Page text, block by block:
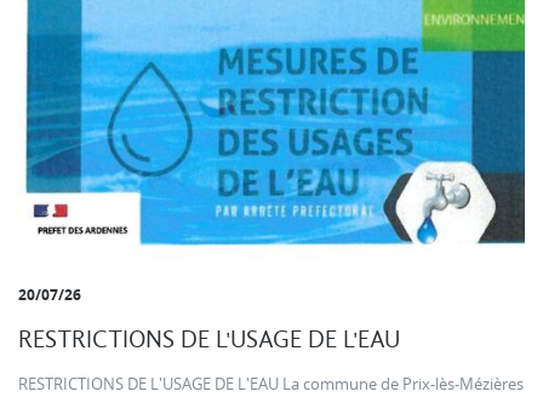
20/07/26
RESTRICTIONS DE L'USAGE DE L'EAU
RESTRICTIONS DE L'USAGE DE L'EAU La commune de Prix-lès-Mézières